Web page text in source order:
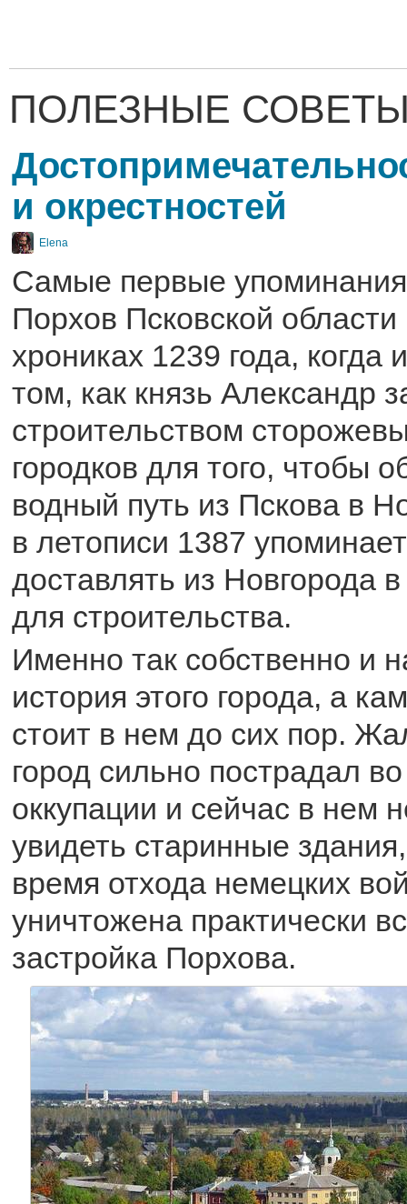
ПОЛЕЗНЫЕ
и окрестностей
Elena
Самые первые упоминания
Порхов Псковской
хрониках 1239 года, когда
том, как князь Александр
строительством
городков для того, чтобы
водный путь из Пскова в
в летописи 1387
доставлять из Новгорода
для строительства.
Именно так собственно и
история этого города, а
стоит в нем до сих пор.
город сильно пострадал
оккупации и сейчас в нем
увидеть старинные
время отхода немецких
уничтожена практически
застройка Порхова.